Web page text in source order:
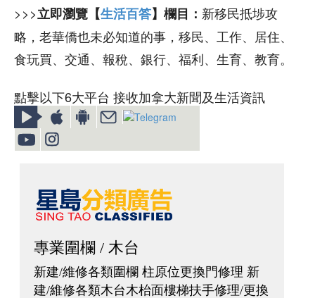
>>>立即瀏覽【生活百答】欄目： 新移民抵埗攻
略，老華僑也未必知道的事，移民、工作、居住、
食玩買、交通、報稅、銀行、福利、生育、教育。
點擊以下6大平台 接收加拿大新聞及生活資訊